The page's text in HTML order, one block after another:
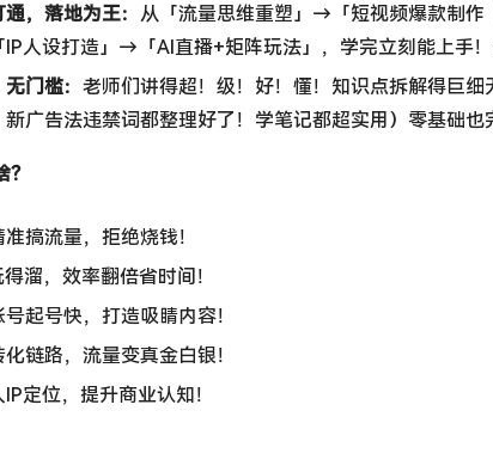
，落地为王：​ 从「流量思维重塑」→「短视频爆款制
人设打造」→「AI直播+矩阵玩法」，学完立刻能上手！
门槛：​ 老师们讲得超！级！好！懂！知识点拆解得巨
广告法违禁词都整理好了！学笔记都超实用）零基础也
？​
搞流量，拒绝烧钱！
溜，效率翻倍省时间！
起号快，打造吸睛内容！
链路，流量变真金白银！
定位，提升商业认知！